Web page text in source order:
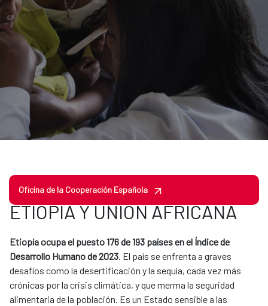
Oficina de la Cooperación Española
ETIOPÍA Y UNIÓN AFRICANA
Etiopía ocupa el puesto 176 de 193 países en el Índice de
Desarrollo Humano de 2023. El país se enfrenta a graves
desafíos como la desertificación y la sequía, cada vez más
crónicas por la crisis climática, y que merma la seguridad
alimentaria de la población. Es un Estado sensible a las